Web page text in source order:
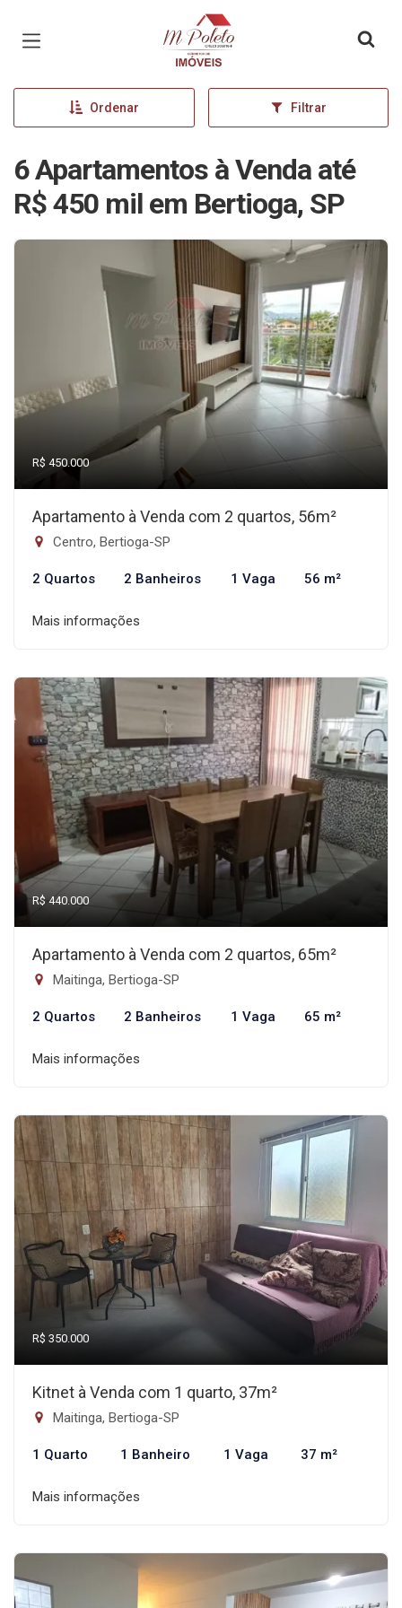
Página inicial
Ordenar Filtrar
6 Apartamentos à Venda até
R$ 450 mil em Bertioga, SP
R$ 450.000
Apartamento à Venda com 2 quartos, 56m²
Centro, Bertioga-SP
2 Quartos 2 Banheiros 1 Vaga 56 m²
Mais informações
R$ 440.000
Apartamento à Venda com 2 quartos, 65m²
Maitinga, Bertioga-SP
2 Quartos 2 Banheiros 1 Vaga 65 m²
Mais informações
R$ 350.000
Kitnet à Venda com 1 quarto, 37m²
Maitinga, Bertioga-SP
1 Quarto 1 Banheiro 1 Vaga 37 m²
Mais informações